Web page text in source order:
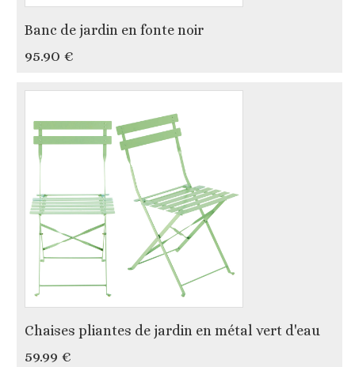
Banc de jardin en fonte noir
95.90 €
Chaises pliantes de jardin en métal vert d'eau
59.99 €